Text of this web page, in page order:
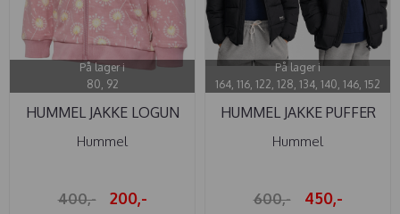
På lager i
80, 92
HUMMEL JAKKE LOGUN
ZEPHYR
Hummel
400,- 200,-
På lager i
164, 116, 122, 128, 134, 140, 146, 152
HUMMEL JAKKE PUFFER
BLACK
Hummel
600,- 450,-